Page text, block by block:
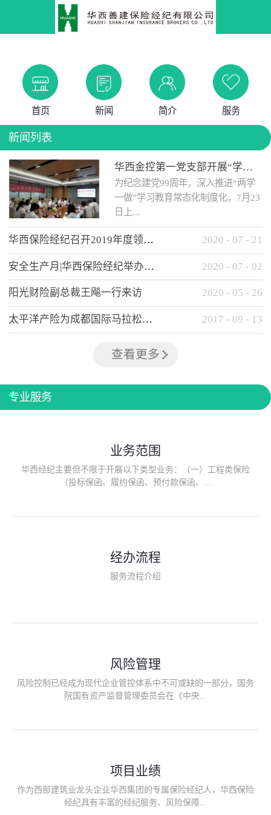
首页 新闻 简介 服务
新闻列表
华西金控第一党支部开展“学党史 知党情 做合格党员”主题教育工作会
为纪念建党99周年，深入推进“两学
一做”学习教育常态化制度化，7月23
日上...
午，华西金控第一党支部举办了“学
党史、知党情、...
华西保险经纪召开2019年度领导班子述职考核工作会 2020 - 07 - 21
安全生产月|华西保险经纪举办应急消防安全知识培训 2020 - 07 - 02
阳光财险副总裁王飚一行来访 2020 - 05 - 26
太平洋产险为成都国际马拉松提供全方位保险保障 2017 - 09 - 13
查看更多
专业服务
业务范围
华西经纪主要但不限于开展以下类型业务：（一）工程类保险
（投标保函、履约保函、预付款保函、...
险、政府公共安全责任保险/自然灾害公众责任保险、精神病监护
人责任险、首台套/首版次保险、科技保险等）；（三）传统财产
险产品；（六）保险招投标业务。随着业务的开展，华西经纪会
供专业、优质的保险经纪服务。
经办流程
服务流程介绍
风险管理
风险控制已经成为现代企业管控体系中不可或缺的一部分，国务
院国有资产监督管理委员会在《中央...
能够为客户降低风险管理成本，提高经营效率；能够为企业提供
从风险评估、风险分析、风险防范、风险转移到灾后防损、索赔
等全方位、全过程、专家式的服务，拓展和深化由保险公司提供
项目业绩
作为西部建筑业龙头企业华西集团的专属保险经纪人，华西保险
经纪具有丰富的经纪服务、风险保障...